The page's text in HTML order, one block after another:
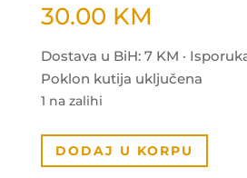
30.00 KM
Dostava u BiH: 7 KM ·
Poklon kutija uključena
1 na zalihi
Ogrlica
iz
DODAJ U KORPU